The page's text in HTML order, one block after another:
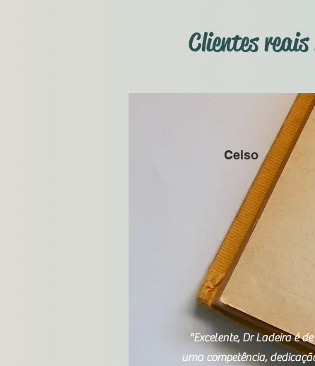
Clientes
Celso
"Excelente, Dr Ladeira é de
uma competência,